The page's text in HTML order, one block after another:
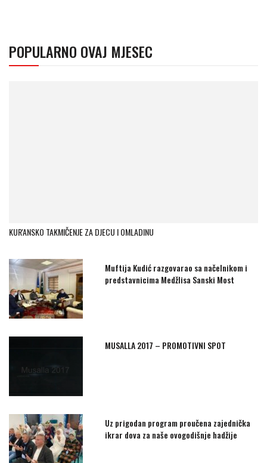
POPULARNO OVAJ MJESEC
KUR'ANSKO TAKMIČENJE ZA DJECU I OMLADINU
Muftija Kudić razgovarao sa načelnikom i
predstavnicima Medžlisa Sanski Most
MUSALLA 2017 – PROMOTIVNI SPOT
Uz prigodan program proučena zajednička
ikrar dova za naše ovogodišnje hadžije